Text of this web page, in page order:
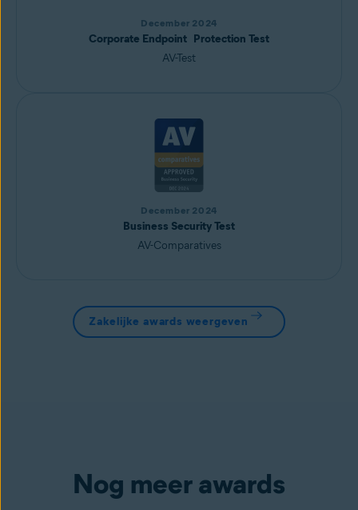
December 2024
Corporate Endpoint Protection Test
AV-Test
December 2024
Business Security Test
AV-Comparatives
Zakelijke awards weergeven
Nog meer awards